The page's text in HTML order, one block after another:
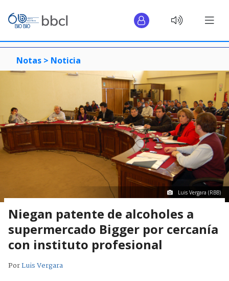
Notas > Noticia
Luis Vergara (RBB)
Niegan patente de alcoholes a
supermercado Bigger por cercanía
con instituto profesional
PorLuis Vergara